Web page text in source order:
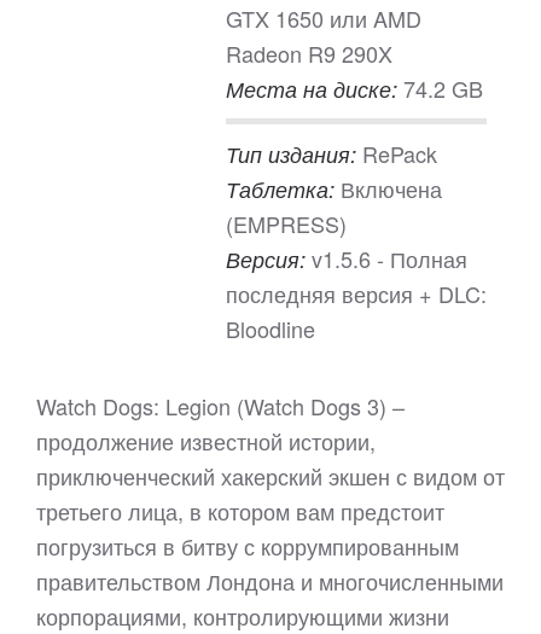
GTX 1650 или AMD
Radeon R9 290X
Места на диске: 74.2 GB
Тип издания: RePack
Таблетка: Включена
(EMPRESS)
Версия: v1.5.6 - Полная
последняя версия + DLC:
Bloodline
Watch Dogs: Legion (Watch Dogs 3) –
продолжение известной истории,
приключенческий хакерский экшен с видом от
третьего лица, в котором вам предстоит
погрузиться в битву с коррумпированным
правительством Лондона и многочисленными
корпорациями, контролирующими жизни